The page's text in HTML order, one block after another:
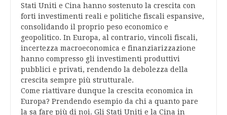
Stati Uniti e Cina hanno sostenuto la crescita con
forti investimenti reali e politiche fiscali espansive,
consolidando il proprio peso economico e
geopolitico. In Europa, al contrario, vincoli fiscali,
incertezza macroeconomica e finanziarizzazione
hanno compresso gli investimenti produttivi
pubblici e privati, rendendo la debolezza della
crescita sempre più strutturale.
Come riattivare dunque la crescita economica in
Europa? Prendendo esempio da chi a quanto pare
la sa fare più di noi. Gli Stati Uniti e la Cina in